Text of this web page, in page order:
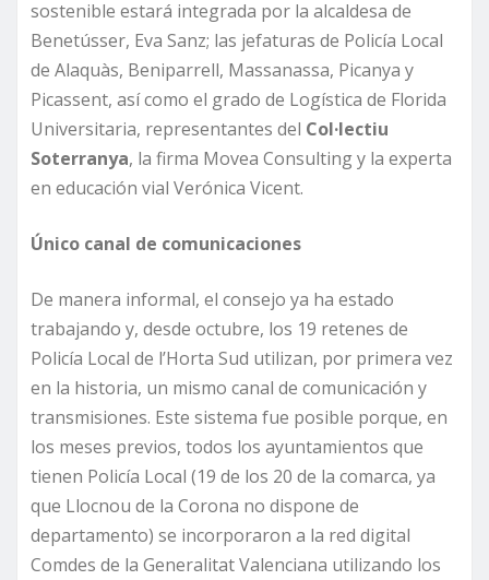
sostenible estará integrada por la alcaldesa de
Benetússer, Eva Sanz; las jefaturas de Policía Local
de Alaquàs, Beniparrell, Massanassa, Picanya y
Picassent, así como el grado de Logística de Florida
Universitaria, representantes del Col·lectiu
Soterranya, la firma Movea Consulting y la experta
en educación vial Verónica Vicent.
Único canal de comunicaciones
De manera informal, el consejo ya ha estado
trabajando y, desde octubre, los 19 retenes de
Policía Local de l’Horta Sud utilizan, por primera vez
en la historia, un mismo canal de comunicación y
transmisiones. Este sistema fue posible porque, en
los meses previos, todos los ayuntamientos que
tienen Policía Local (19 de los 20 de la comarca, ya
que Llocnou de la Corona no dispone de
departamento) se incorporaron a la red digital
Comdes de la Generalitat Valenciana utilizando los